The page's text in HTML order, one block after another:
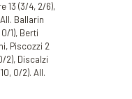
13 (3/4, 2/6),
Ballarin
1), Berti
Piscozzi 2
2), Discalzi
0/2). All.